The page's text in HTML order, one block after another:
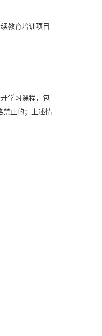
教育培训项目
学习课程，包
禁止的；上述情